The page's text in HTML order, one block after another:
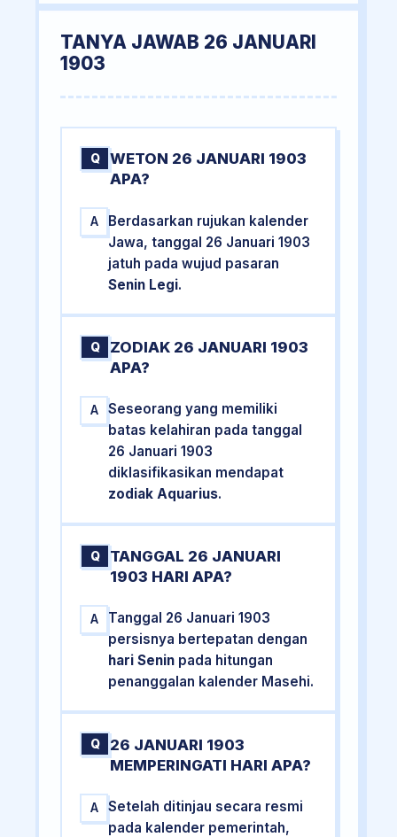
TANYA JAWAB 26 JANUARI
1903
Q
WETON 26 JANUARI 1903
APA?
A
Berdasarkan rujukan kalender
Jawa, tanggal 26 Januari 1903
jatuh pada wujud pasaran
Senin Legi.
Q
ZODIAK 26 JANUARI 1903
APA?
A
Seseorang yang memiliki
batas kelahiran pada tanggal
26 Januari 1903
diklasifikasikan mendapat
zodiak Aquarius.
Q
TANGGAL 26 JANUARI
1903 HARI APA?
A
Tanggal 26 Januari 1903
persisnya bertepatan dengan
hari Senin pada hitungan
penanggalan kalender Masehi.
Q
26 JANUARI 1903
MEMPERINGATI HARI APA?
A
Setelah ditinjau secara resmi
pada kalender pemerintah,